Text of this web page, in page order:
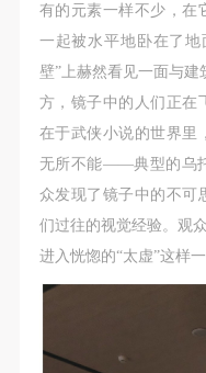
有的元素一样不少，在
一起被水平地卧在了
壁”上赫然看见一面与建
方，镜子中的人们正
在于武侠小说的世界里
无所不能——典型的乌
众发现了镜子中的不可
们过往的视觉经验。观
进入恍惚的“太虚”这样